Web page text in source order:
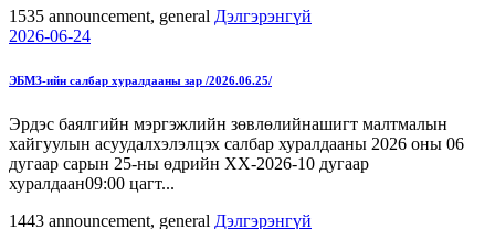
1535 announcement, general Дэлгэрэнгүй
2026-06-24
ЭБМЗ-ийн салбар хуралдааны зар /2026.06.25/
Эрдэс баялгийн мэргэжлийн зөвлөлийнашигт малтмалын
хайгуулын асуудалхэлэлцэх салбар хуралдааны 2026 оны 06
дугаар сарын 25-ны өдрийн ХХ-2026-10 дугаар
хуралдаан09:00 цагт...
1443 announcement, general Дэлгэрэнгүй